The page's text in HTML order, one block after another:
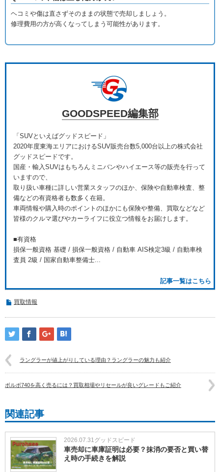
ヘコミや傷は直さずそのままの状態で売却しましょう。
修理費用の方が高くなってしまう可能性があります。
GOODSPEED編集部
「SUVといえばグッドスピード」
2020年度東海エリアにおけるSUV販売台数5,000台以上の株式会社
グッドスピードです。
国産・輸入SUVはもちろんミニバンやハイエース等の販売を行って
いますので、
取り扱い車種に詳しい営業スタッフのほか、保険や自動車検査、整
備などの有資格者も数多く在籍。
車両情報や購入時のポイントのほかにも保険や整備、買取などなど
皆様のクルマ選びやカーライフに役立つ情報をお届けします。
■有資格
損保一般資格 基礎 / 損保一般資格 / 自動車 AIS検定3級 / 自動車検
査員 2級 / 国家自動車整備士...
記事一覧はこちら
買取情報
ラングラーが値上がりしている理由？ラングラーの魅力も紹介
ボルボ740を高く売るには？買取相場やリセールが良いグレードもご紹介
関連記事
2026.07.31グッドスピード
車売却に車庫証明は必要？抹消の要否と買い替
え時の手続きを解説